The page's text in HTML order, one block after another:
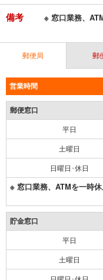
備考 ※ 窓口業務、
郵便局 郵
営業時間
郵便窓口
平日
土曜日
日曜日･休日
※ 窓口業務、ATMを一時休
貯金窓口
平日
土曜日